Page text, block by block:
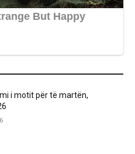
i motit për të martën,